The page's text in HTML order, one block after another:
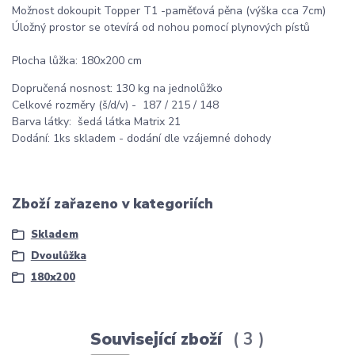
Možnost dokoupit Topper T1 -paměťová pěna (výška cca 7cm)
Úložný prostor se otevírá od nohou pomocí plynových pístů
Plocha lůžka: 180x200 cm
Dopručená nosnost: 130 kg na jednolůžko
Celkové rozměry (š/d/v) - 187 / 215 / 148
Barva látky: šedá látka Matrix 21
Dodání: 1ks skladem - dodání dle vzájemné dohody
Zboží zařazeno v kategoriích
Skladem
Dvoulůžka
180x200
Související zboží 3